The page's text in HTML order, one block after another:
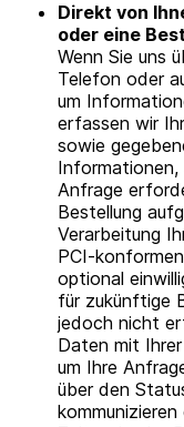
Direkt von
oder eine
Wenn Sie uns
Telefon oder
um
erfassen wir
sowie
Informationen,
Anfrage
Bestellung
Verarbeitung
PCI-
optional
für zukünftige
jedoch nicht
Daten mit
um Ihre
über den